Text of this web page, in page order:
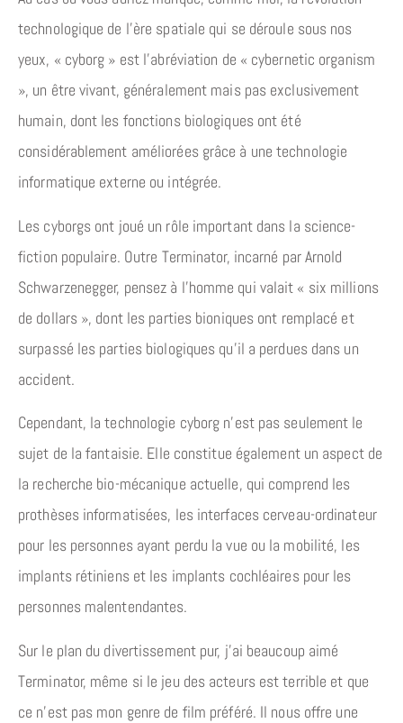
technologique de l’ère spatiale qui se déroule sous nos
yeux, « cyborg » est l’abréviation de « cybernetic organism
», un être vivant, généralement mais pas exclusivement
humain, dont les fonctions biologiques ont été
considérablement améliorées grâce à une technologie
informatique externe ou intégrée.
Les cyborgs ont joué un rôle important dans la science-
fiction populaire. Outre Terminator, incarné par Arnold
Schwarzenegger, pensez à l’homme qui valait « six millions
de dollars », dont les parties bioniques ont remplacé et
surpassé les parties biologiques qu’il a perdues dans un
accident.
Cependant, la technologie cyborg n’est pas seulement le
sujet de la fantaisie. Elle constitue également un aspect de
la recherche bio-mécanique actuelle, qui comprend les
prothèses informatisées, les interfaces cerveau-ordinateur
pour les personnes ayant perdu la vue ou la mobilité, les
implants rétiniens et les implants cochléaires pour les
personnes malentendantes.
Sur le plan du divertissement pur, j’ai beaucoup aimé
Terminator, même si le jeu des acteurs est terrible et que
ce n’est pas mon genre de film préféré. Il nous offre une